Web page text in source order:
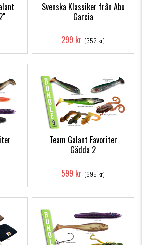
Svenska Klassiker från Abu
Garcia
299 kr (352 kr)
Team Galant Favoriter
Gädda 2
599 kr (695 kr)